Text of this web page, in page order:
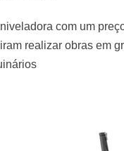
com um
realizar obras em